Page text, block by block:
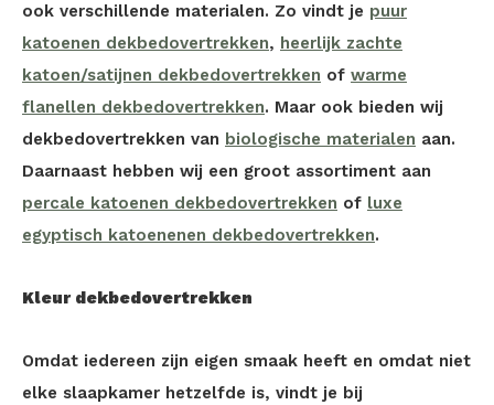
ook verschillende materialen. Zo vindt je puur
katoenen dekbedovertrekken, heerlijk zachte
katoen/satijnen dekbedovertrekken of warme
flanellen dekbedovertrekken. Maar ook bieden wij
dekbedovertrekken van biologische materialen aan.
Daarnaast hebben wij een groot assortiment aan
percale katoenen dekbedovertrekken of luxe
egyptisch katoenenen dekbedovertrekken.
Kleur dekbedovertrekken
Omdat iedereen zijn eigen smaak heeft en omdat niet
elke slaapkamer hetzelfde is, vindt je bij